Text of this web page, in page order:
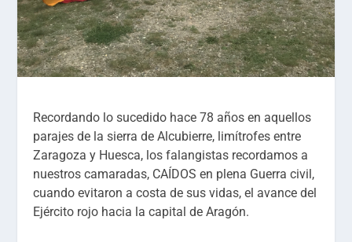
Recordando lo sucedido hace 78 años en aquellos
parajes de la sierra de Alcubierre, limítrofes entre
Zaragoza y Huesca, los falangistas recordamos a
nuestros camaradas, CAÍDOS en plena Guerra civil,
cuando evitaron a costa de sus vidas, el avance del
Ejército rojo hacia la capital de Aragón.